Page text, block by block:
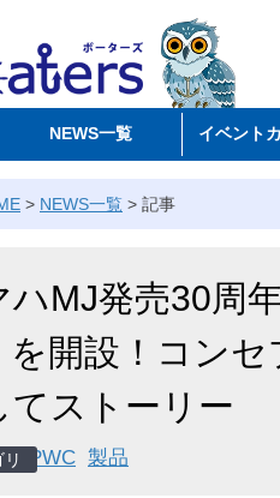
NEWS一覧 イベント
> NEWS一覧 > 記事
ハMJ発売30周
を開設！コンセ
てストーリー
PWC 製品